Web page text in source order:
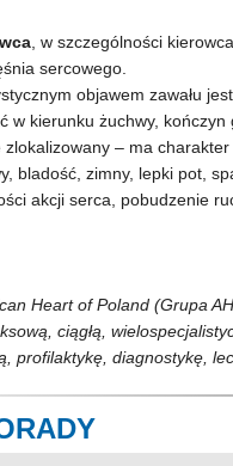
, w szczególności
sercowego.
objawem zawału
w kierunku żuchwy,
zlokalizowany – ma
bladość, zimny, lepki pot,
akcji serca, pobudzenie
Heart of Poland (Grupa
ciągłą,
profilaktykę, diagnostykę,